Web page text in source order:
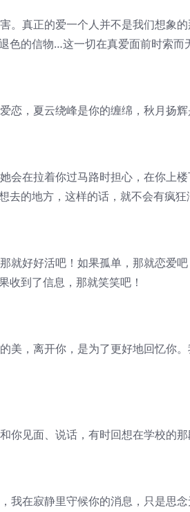
。真正的爱一个人并不是我们想象
色的信物…这一切在真爱面前时索而
恋，夏云绕峰是你的缠绵，秋月扬
会在拉着你过马路时担心，在你上
去的地方，这样的话，就不会有疯狂
就好好活吧！如果孤单，那就恋爱
收到了信息，那就笑笑吧！
美，离开你，是为了更好地回忆你
你见面、说话，有时回想在学校的那
我在寂静里守候你的消息，只是思